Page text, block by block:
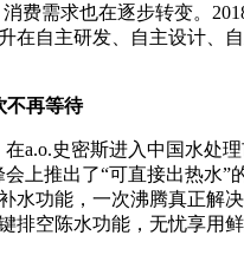
费需求也在逐步转变。
在自主研发、自主设计
再等待
史密斯进入中国水处
上推出了“可直接出热
功能，一次沸腾真正解
空陈水功能，无忧享用